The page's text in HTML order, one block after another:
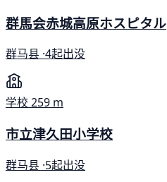
群馬会赤城高原ホスピタル
群马县 ·4起出没
学校259 m
市立津久田小学校
群马县 ·5起出没